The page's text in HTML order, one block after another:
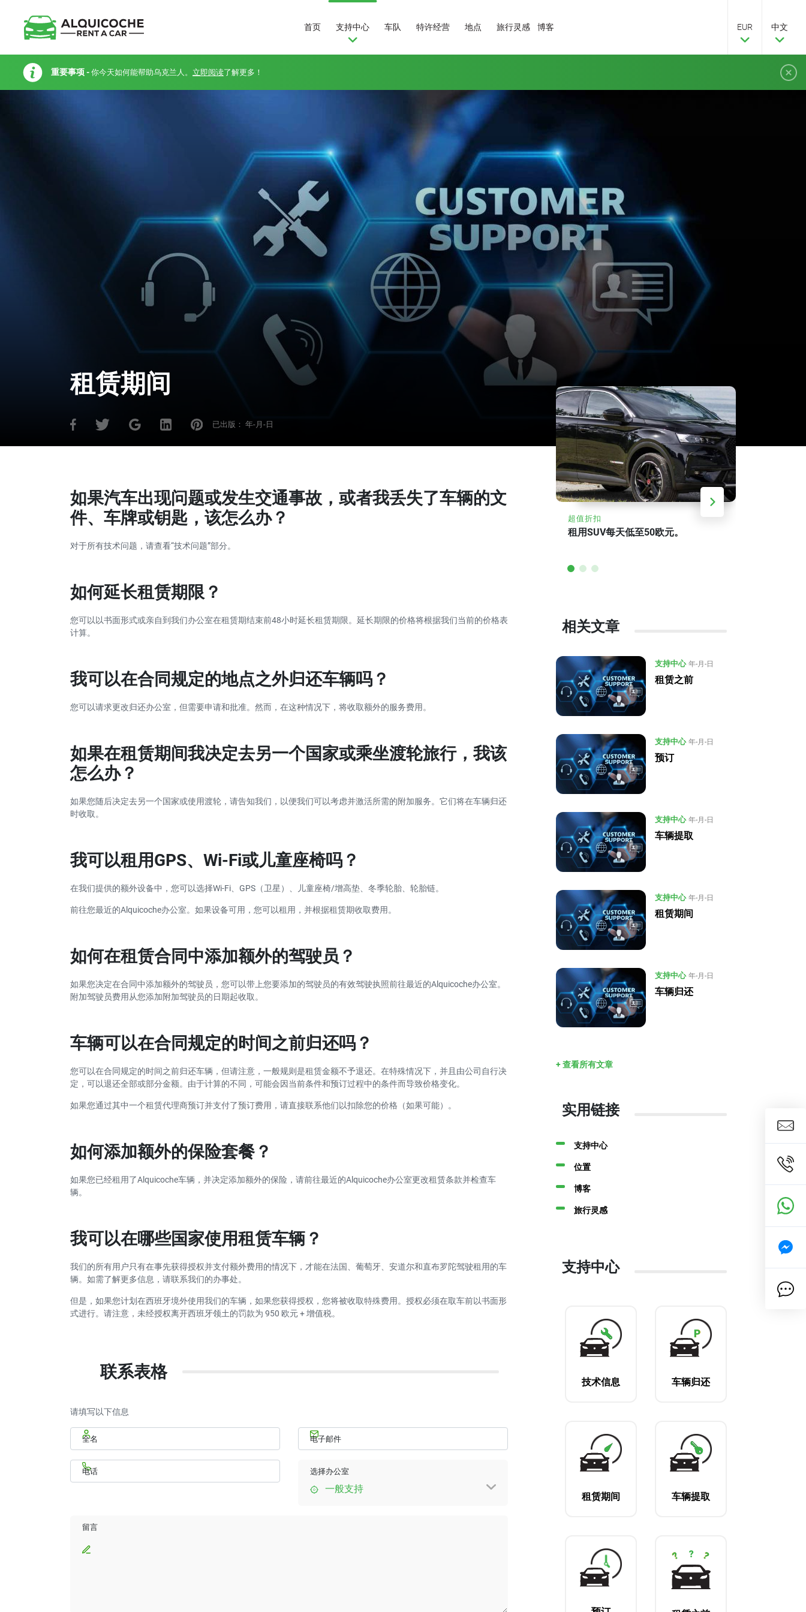
首页 支持中心 车队 特许经营 地点 旅行灵感 博客 EUR 中文
重要事项 - 你今天如何能帮助乌克兰人。 立即阅读了解更多！
租赁期间
已出版： 年-月-日
如果汽车出现问题或发生交通事故，或者我丢失了车辆的文
件、车牌或钥匙，该怎么办？
对于所有技术问题，请查看“技术问题”部分。
如何延长租赁期限？
您可以以书面形式或亲自到我们办公室在租赁期结束前48小时延长租赁期限。延长期限的价格将根据我们当前的价格表
计算。
我可以在合同规定的地点之外归还车辆吗？
您可以请求更改归还办公室，但需要申请和批准。然而，在这种情况下，将收取额外的服务费用。
如果在租赁期间我决定去另一个国家或乘坐渡轮旅行，我该
怎么办？
如果您随后决定去另一个国家或使用渡轮，请告知我们，以便我们可以考虑并激活所需的附加服务。它们将在车辆归还
时收取。
我可以租用GPS、Wi-Fi或儿童座椅吗？
在我们提供的额外设备中，您可以选择Wi-Fi、GPS（卫星）、儿童座椅/增高垫、冬季轮胎、轮胎链。
前往您最近的Alquicoche办公室。如果设备可用，您可以租用，并根据租赁期收取费用。
如何在租赁合同中添加额外的驾驶员？
如果您决定在合同中添加额外的驾驶员，您可以带上您要添加的驾驶员的有效驾驶执照前往最近的Alquicoche办公室。
附加驾驶员费用从您添加附加驾驶员的日期起收取。
车辆可以在合同规定的时间之前归还吗？
您可以在合同规定的时间之前归还车辆，但请注意，一般规则是租赁金额不予退还。在特殊情况下，并且由公司自行决
定，可以退还全部或部分金额。由于计算的不同，可能会因当前条件和预订过程中的条件而导致价格变化。
如果您通过其中一个租赁代理商预订并支付了预订费用，请直接联系他们以扣除您的价格（如果可能）。
如何添加额外的保险套餐？
如果您已经租用了Alquicoche车辆，并决定添加额外的保险，请前往最近的Alquicoche办公室更改租赁条款并检查车
辆。
我可以在哪些国家使用租赁车辆？
我们的所有用户只有在事先获得授权并支付额外费用的情况下，才能在法国、葡萄牙、安道尔和直布罗陀驾驶租用的车
辆。如需了解更多信息，请联系我们的办事处。
但是，如果您计划在西班牙境外使用我们的车辆，如果您获得授权，您将被收取特殊费用。授权必须在取车前以书面形
式进行。请注意，未经授权离开西班牙领土的罚款为 950 欧元 + 增值税。
联系表格
请填写以下信息
全名 电子邮件
电话 选择办公室
一般支持
留言
超值折扣
租用SUV每天低至50欧元。
相关文章
支持中心 年-月-日
租赁之前
支持中心 年-月-日
预订
支持中心 年-月-日
车辆提取
支持中心 年-月-日
租赁期间
支持中心 年-月-日
车辆归还
+ 查看所有文章
实用链接
支持中心
位置
博客
旅行灵感
支持中心
技术信息 车辆归还
租赁期间 车辆提取